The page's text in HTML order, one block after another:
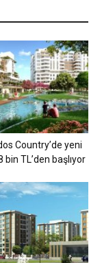
Country’de yeni
TL’den başlıyor